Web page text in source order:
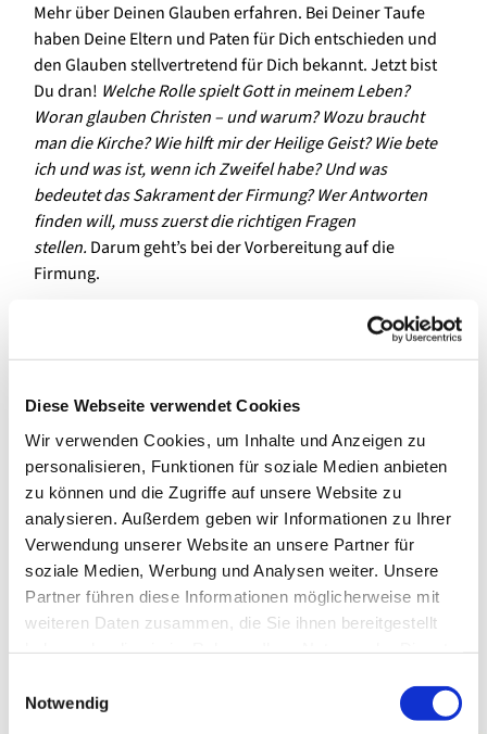
Diese Webseite verwendet Cookies
Wir verwenden Cookies, um Inhalte und Anzeigen zu
personalisieren, Funktionen für soziale Medien anbieten
zu können und die Zugriffe auf unsere Website zu
analysieren. Außerdem geben wir Informationen zu Ihrer
Verwendung unserer Website an unsere Partner für
soziale Medien, Werbung und Analysen weiter. Unsere
Partner führen diese Informationen möglicherweise mit
weiteren Daten zusammen, die Sie ihnen bereitgestellt
Notwendig
Mehr über Deinen Glauben erfahren. Bei Deiner Taufe
haben Deine Eltern und Paten für Dich entschieden und
den Glauben stellvertretend für Dich bekannt. Jetzt bist
Du dran! Welche Rolle spielt Gott in meinem Leben?
Woran glauben Christen – und warum? Wozu braucht
man die Kirche? Wie hilft mir der Heilige Geist? Wie bete
ich und was ist, wenn ich Zweifel habe? Und was
bedeutet das Sakrament der Firmung? Wer Antworten
finden will, muss zuerst die richtigen Fragen
stellen. Darum geht’s bei der Vorbereitung auf die
Firmung.
Dich zum Firmkurs anmelden. Gemeinsam mit anderen
Interessantes diskutieren, Themen vertiefen,
Gemeinschaft erleben, Gott erfahren und manches mehr.
Am Ende entscheidest Du, ob Du gefirmt werden willst
oder nicht.
Die Anmeldung zu den Firmkursen ist nun mit
unstenstehenden Links möglich. Dort findest Du auch
weitere Info zum Infoabend:
Zur Anmeldung für den Kurs in Spandau (Maria, Hilfe d.
Christen & St. Joseph)
Zur Anmeldung für den Kurs in St. Konrad